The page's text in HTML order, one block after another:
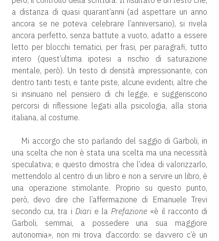
a distanza di quasi quarant’anni (ad aspettare un anno
ancora se ne poteva celebrare l’anniversario), si rivela
ancora perfetto, senza battute a vuoto, adatto a essere
letto per blocchi tematici, per frasi, per paragrafi, tutto
intero (quest’ultima ipotesi a rischio di saturazione
mentale, però). Un testo di densità impressionante, con
dentro tanti testi, e tante piste, alcune evidenti, altre che
si insinuano nel pensiero di chi legge, e suggeriscono
percorsi di riflessione legati alla psicologia, alla storia
italiana, al costume.
Mi accorgo che sto parlando del saggio di Garboli, in
una scelta che non è stata una scelta ma una necessità
speculativa; e questo dimostra che l’idea di valorizzarlo,
mettendolo al centro di un libro e non a servire un libro, è
una operazione stimolante. Proprio su questo punto,
però, devo dire che l’affermazione di Emanuele Trevi
secondo cui, tra i Diarie laPrefazione «è il racconto di
Garboli, semmai, a possedere una sua maggiore
autonomia», non mi trova d’accordo: se davvero c’è un